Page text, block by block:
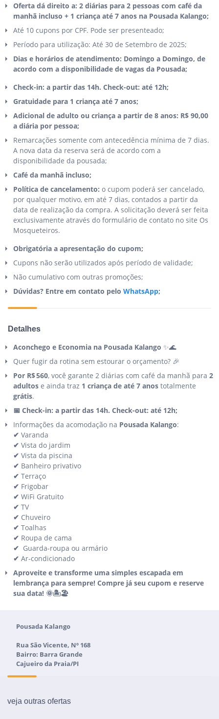
Oferta dá direito a: 2 diárias para 2 pessoas com café da
manhã incluso + 1 criança até 7 anos na Pousada Kalango;
Até 10 cupons por CPF. Pode ser presenteado;
Período para utilização: Até 30 de Setembro de 2025;
Dias e horários de atendimento: Domingo a Domingo, de
acordo com a disponibilidade de vagas da Pousada;
Check-in: a partir das 14h. Check-out: até 12h;
Gratuidade para 1 criança até 7 anos;
Adicional de adulto ou criança a partir de 8 anos: R$ 90,00
a diária por pessoa;
Remarcações somente com antecedência mínima de 7 dias.
A nova data da reserva será de acordo com a
disponibilidade da pousada;
Café da manhã incluso;
Política de cancelamento: o cupom poderá ser cancelado,
por qualquer motivo, em até 7 dias, contados a partir da
data de realização da compra. A solicitação deverá ser feita
exclusivamente através do formulário de contato no site Os
Mosqueteiros.
Obrigatória a apresentação do cupom;
Cupons não serão utilizados após período de validade;
Não cumulativo com outras promoções;
Dúvidas? Entre em contato pelo WhatsApp;
Detalhes
Aconchego e Economia na Pousada Kalango ✨🌊
Quer fugir da rotina sem estourar o orçamento? 🎉
Por R$ 560, você garante 2 diárias com café da manhã para 2
adultos e ainda traz 1 criança de até 7 anos totalmente
grátis.
📅 Check-in: a partir das 14h. Check-out: até 12h;
Informações da acomodação na Pousada Kalango:
✔ Varanda
✔ Vista do jardim
✔ Vista da piscina
✔ Banheiro privativo
✔ Terraço
✔ Frigobar
✔ WiFi Gratuito
✔ TV
✔ Chuveiro
✔ Toalhas
✔ Roupa de cama
✔ Guarda-roupa ou armário
✔ Ar-condicionado
Aproveite e transforme uma simples escapada em
lembrança para sempre! Compre já seu cupom e reserve
sua data! 🌞🏝️🏖️
Pousada Kalango
Rua São Vicente, Nº 168
Bairro: Barra Grande
Cajueiro da Praia/PI
veja outras ofertas